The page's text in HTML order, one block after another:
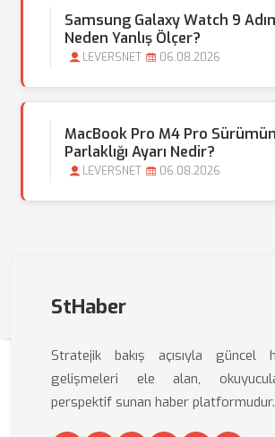
Samsung Galaxy Watch 9
Neden Yanlış Ölçer?
LEVERSNET 06.08.2026
MacBook Pro M4 Pro
Parlaklığı Ayarı Nedir?
LEVERSNET 06.08.2026
StHaber
Stratejik bakış açısıyla güncel
gelişmeleri ele alan,
perspektif sunan haber platformudur.